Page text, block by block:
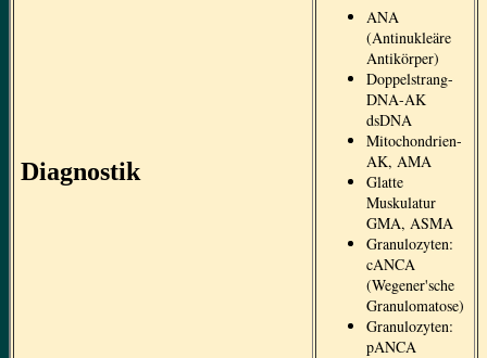
Diagnostik
ANA
(Antinukleäre
Antikörper)
Doppelstrang-
DNA-AK
dsDNA
Mitochondrien-
AK, AMA
Glatte
Muskulatur
GMA, ASMA
Granulozyten:
cANCA
(Wegener'sche
Granulomatose)
Granulozyten:
pANCA